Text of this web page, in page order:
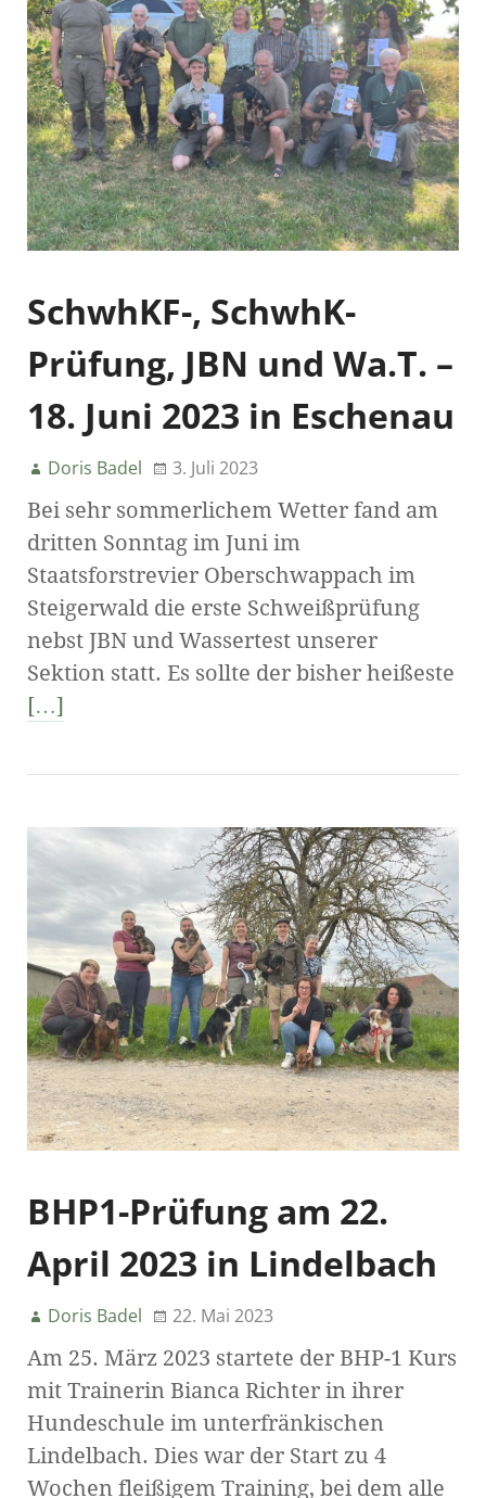
SchwhKF-, SchwhK-
Prüfung, JBN und Wa.T. –
18. Juni 2023 in Eschenau
Doris Badel 3. Juli 2023
Bei sehr sommerlichem Wetter fand am
dritten Sonntag im Juni im
Staatsforstrevier Oberschwappach im
Steigerwald die erste Schweißprüfung
nebst JBN und Wassertest unserer
Sektion statt. Es sollte der bisher heißeste
[…]
BHP1-Prüfung am 22.
April 2023 in Lindelbach
Doris Badel 22. Mai 2023
Am 25. März 2023 startete der BHP-1 Kurs
mit Trainerin Bianca Richter in ihrer
Hundeschule im unterfränkischen
Lindelbach. Dies war der Start zu 4
Wochen fleißigem Training, bei dem alle